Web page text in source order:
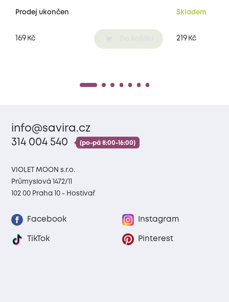
Prodej ukončen
169 Kč
Skladem
219 Kč
info@savira.cz
314 004 540
(po-pá 8:00-16:00)
VIOLET MOON s.r.o.
Průmyslová 1472/11
102 00 Praha 10 - Hostivař
Facebook Instagram
TikTok Pinterest